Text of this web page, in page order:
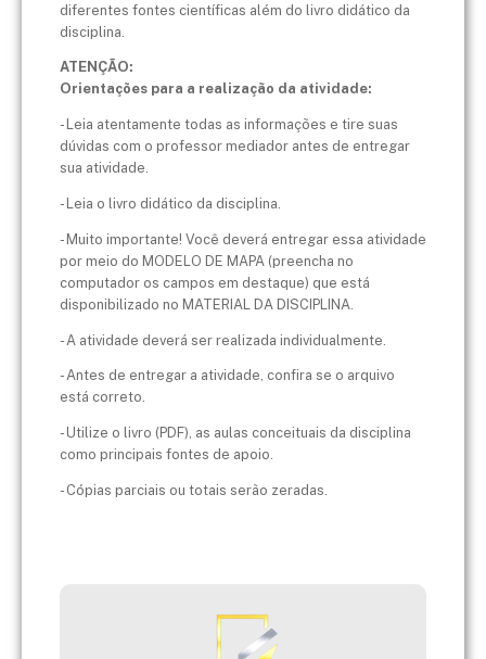
diferentes fontes científicas além do livro didático da
disciplina.
ATENÇÃO:
Orientações para a realização da atividade:
- Leia atentamente todas as informações e tire suas
dúvidas com o professor mediador antes de entregar
sua atividade.
- Leia o livro didático da disciplina.
- Muito importante! Você deverá entregar essa atividade
por meio do MODELO DE MAPA (preencha no
computador os campos em destaque) que está
disponibilizado no MATERIAL DA DISCIPLINA.
- A atividade deverá ser realizada individualmente.
- Antes de entregar a atividade, confira se o arquivo
está correto.
- Utilize o livro (PDF), as aulas conceituais da disciplina
como principais fontes de apoio.
- Cópias parciais ou totais serão zeradas.